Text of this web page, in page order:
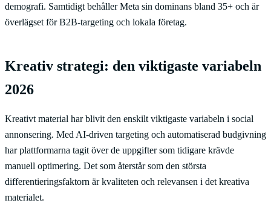
demografi. Samtidigt behåller Meta sin dominans bland 35+ och är
överlägset för B2B-targeting och lokala företag.
Kreativ strategi: den viktigaste variabeln
2026
Kreativt material har blivit den enskilt viktigaste variabeln i social
annonsering. Med AI-driven targeting och automatiserad budgivning
har plattformarna tagit över de uppgifter som tidigare krävde
manuell optimering. Det som återstår som den största
differentieringsfaktorn är kvaliteten och relevansen i det kreativa
materialet.